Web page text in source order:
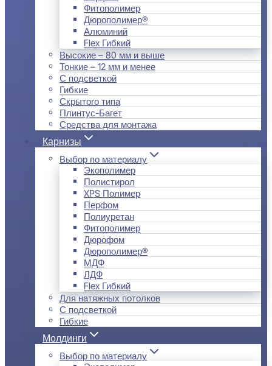
Фитополимер
Дюрополимер®
Алюминий
Flex Гибкий
Высокие – 80 мм и выше
Тонкие – 12 мм и менее
С подсветкой
Гибкие
Скрытого типа
Плинтус-Багет
Средства для монтажа
Карнизы
Выбор по материалу
Экополимер
Полистирол
XPS Полимер
Перфом
Полиуретан
Фитополимер
Дюрофом
Дюрополимер®
МДФ
ЛДФ
Flex Гибкий
Для натяжных потолков
С подсветкой
Гибкие
Молдинги
Выбор по материалу